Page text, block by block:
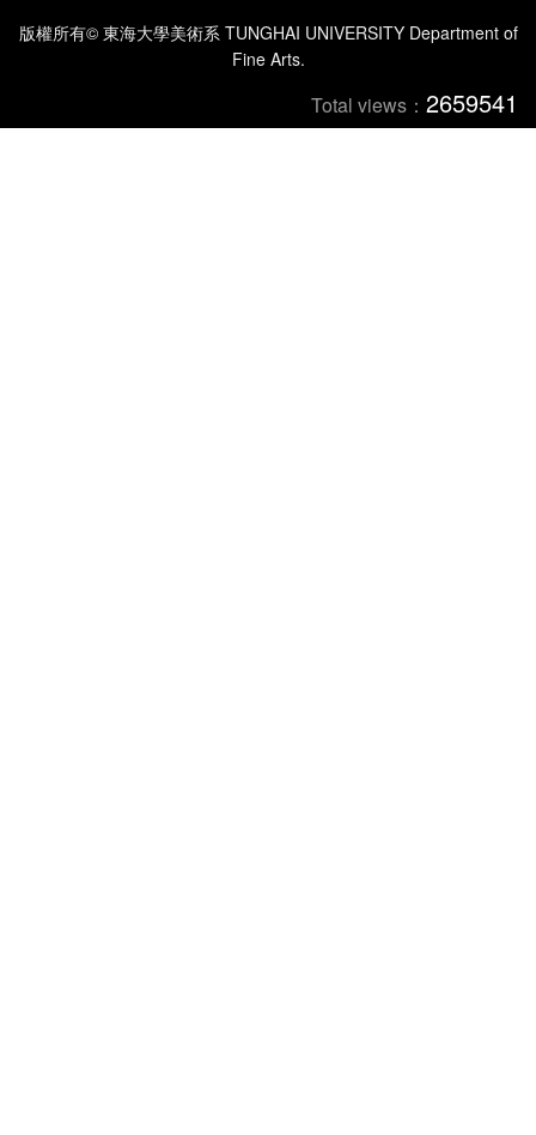
版權所有© 東海大學美術系 TUNGHAI UNIVERSITY Department of
Fine Arts.
Total views： 2659541